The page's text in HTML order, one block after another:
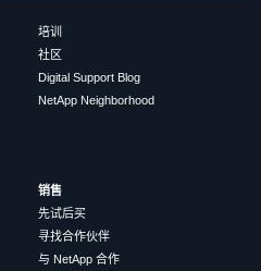
培训
社区
Digital Support Blog
NetApp Neighborhood
销售
先试后买
寻找合作伙伴
与 NetApp 合作